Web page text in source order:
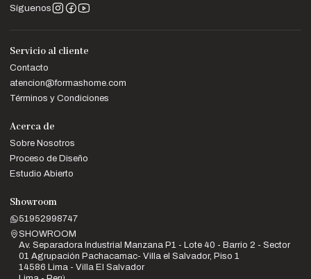
Síguenos
Servicio al cliente
Contacto
atencion@formashome.com
Términos y Condiciones
Acerca de
Sobre Nosotros
Proceso de Diseño
Estudio Abierto
Showroom
51952998747
SHOWROOM
Av. Separadora Industrial Manzana P1 - Lote 40 - Barrio 2 - Sector
01 Agrupación Pachacamac- Villa el Salvador, Piso 1
14586 Lima - Villa El Salvador